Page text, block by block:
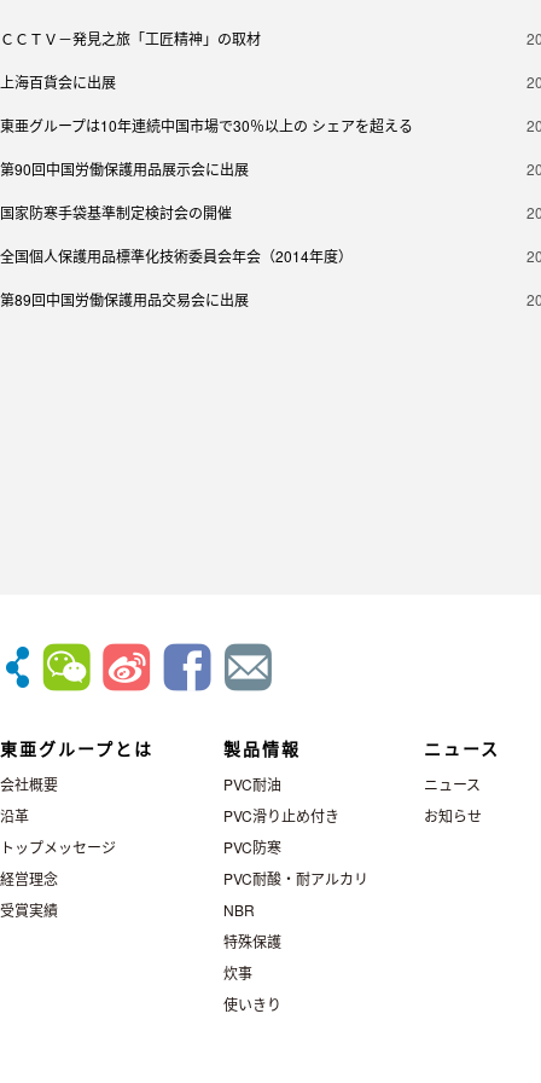
ＣＣＴＶ－発見之旅「工匠精神」の取材
上海百貨会に出展
東亜グループは10年連続中国市場で30％以上の シェアを超える
第90回中国労働保護用品展示会に出展
国家防寒手袋基準制定検討会の開催
全国個人保護用品標準化技術委員会年会（2014年度）
第89回中国労働保護用品交易会に出展
東亜グループとは
会社概要
沿革
トップメッセージ
経営理念
受賞実績
製品情報
PVC耐油
PVC滑り止め付き
PVC防寒
PVC耐酸・耐アルカリ
NBR
特殊保護
炊事
使いきり
ニュース
ニュース
お知らせ